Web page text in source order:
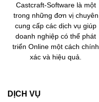
Castcraft-Software là một
trong những đơn vị chuyên
cung cấp các dịch vụ giúp
doanh nghiệp có thể phát
triển Online một cách chính
xác và hiệu quả.
DỊCH VỤ